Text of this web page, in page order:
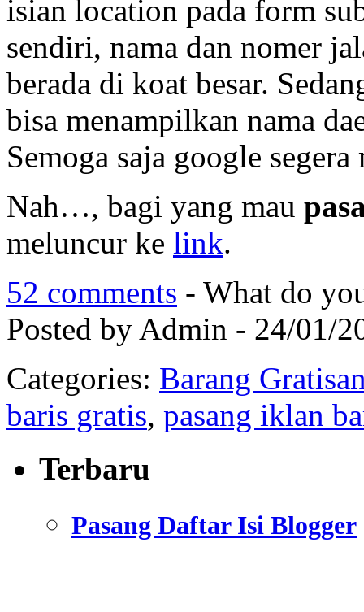
isian location pada form
sendiri, nama dan nomer
berada di koat besar.
bisa menampilkan nama
Semoga saja google
Nah…, bagi yang mau
meluncur ke link.
52 comments - What do
Posted by Admin - 24/01/
Categories: Barang
baris gratis, pasang iklan
Terbaru
Pasang Daftar Isi Blogger